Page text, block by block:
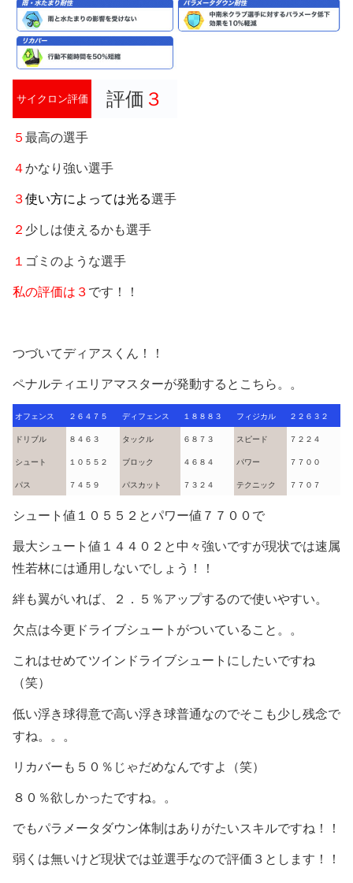
サイクロン評価 評価 ３
５ 最高の選手
４かなり強い選手
３使い方によっては光る選手
２ 少しは使えるかも選手
１ ゴミのような選手
私の評価は３ です！！
つづいてディアスくん！！
ペナルティエリアマスターが発動するとこちら。。
オフェンス ２６４７５ ディフェンス １８８８３ フィジカル ２２６３２
ドリブル ８４６３ タックル ６８７３ スピード ７２２４
シュート １０５５２ ブロック ４６８４ パワー ７７００
パス ７４５９ パスカット ７３２４ テクニック ７７０７
シュート値１０５５２とパワー値７７００で
最大シュート値１４４０２と中々強いですが現状では速属
性若林には通用しないでしょう！！
絆も翼がいれば、２．５％アップするので使いやすい。
欠点は今更ドライブシュートがついていること。。
これはせめてツインドライブシュートにしたいですね
（笑）
低い浮き球得意で高い浮き球普通なのでそこも少し残念で
すね。。。
リカバーも５０％じゃだめなんですよ（笑）
８０％欲しかったですね。。
でもパラメータダウン体制はありがたいスキルですね！！
弱くは無いけど現状では並選手なので評価３とします！！